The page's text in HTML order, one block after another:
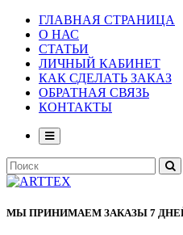
ГЛАВНАЯ СТРАНИЦА
О НАС
СТАТЬИ
ЛИЧНЫЙ КАБИНЕТ
КАК СДЕЛАТЬ ЗАКАЗ
ОБРАТНАЯ СВЯЗЬ
КОНТАКТЫ
МЫ ПРИНИМАЕМ ЗАКАЗЫ 7